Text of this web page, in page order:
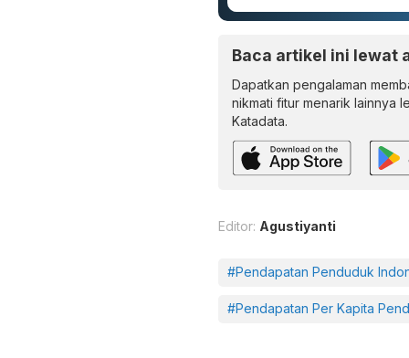
Baca artikel ini lewat
Dapatkan pengalaman
nikmati fitur menarik lainnya
Katadata.
Editor: Agustiyanti
#Pendapatan Penduduk
#Pendapatan Per Kapita